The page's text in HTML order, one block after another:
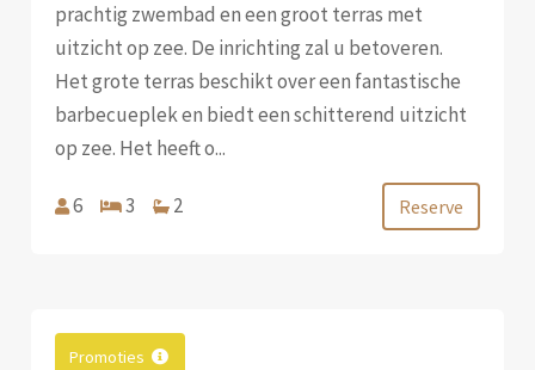
prachtig zwembad en een groot terras met
uitzicht op zee. De inrichting zal u betoveren.
Het grote terras beschikt over een fantastische
barbecueplek en biedt een schitterend uitzicht
op zee. Het heeft o...
6 3 2 Reserve
Promoties